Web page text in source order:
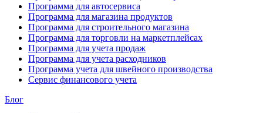
Программа для автосервиса
Программа для магазина продуктов
Программа для строительного магазина
Программа для торговли на маркетплейсах
Программа для учета продаж
Программа для учета расходников
Программа учета для швейного производства
Сервис финансового учета
Блог